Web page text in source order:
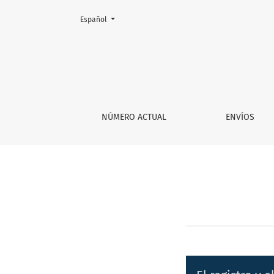
Envíos
NÚMERO ACTUAL ENVÍOS
Cambiar el idioma. El actual es:
Español